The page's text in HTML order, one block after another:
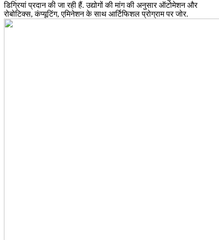
डिग्रियां प्रदान की जा रही हैं. उद्योगों की मांग की अनुसार ऑटोमेशन और
रोबोटिक्स, कंप्यूटिंग, एमिनेशन के साथ आर्टिफिशल प्रोग्राम पर जोर.